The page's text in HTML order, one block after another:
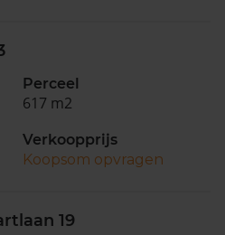
Perceel
617 m2
Verkoopprijs
Koopsom opvragen
19